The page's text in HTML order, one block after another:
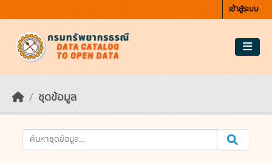
เข้าสู่ระบบ
ชุดข้อมูล